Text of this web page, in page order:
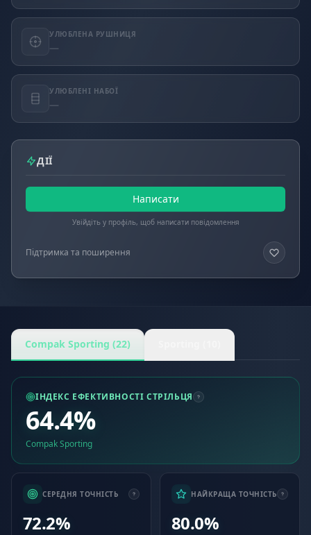
УЛЮБЛЕНА РУШНИЦЯ
—
УЛЮБЛЕНІ НАБОЇ
—
ДІЇ
Написати
Увійдіть у профіль, щоб написати повідомлення
Підтримка та поширення
Compak Sporting (22)
ІНДЕКС ЕФЕКТИВНОСТІ СТРІЛЬЦЯ
64.4%
Compak Sporting
СЕРЕДНЯ ТОЧНІСТЬ
72.2%
НАЙКРАЩА ТОЧНІСТЬ
80.0%